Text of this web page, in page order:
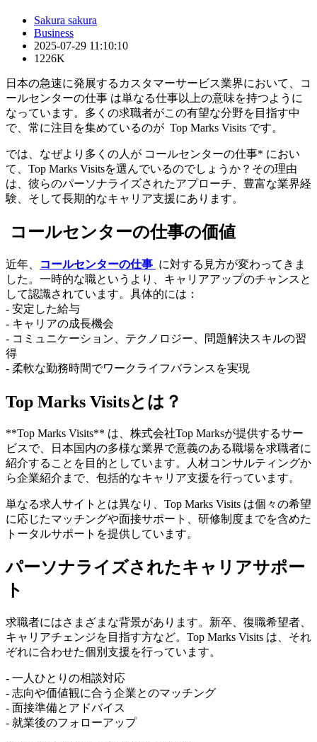
Sakura sakura
Business
2025-07-29 11:10:10
1226K
日本の急速に発展するカスタマーサービス業界において、コ
ールセンターの仕事 は単なる仕事以上の意味を持つように
なっています。多くの求職者がこの有望な分野を目指す中
で、常に注目を集めているのが Top Marks Visits です。
では、なぜより多くの人が コールセンターの仕事* におい
て、Top Marks Visitsを選んでいるのでしょうか？その理由
は、彼らのパーソナライズされたアプローチ、豊富な業界経
験、そして長期的なキャリア支援にあります。
コールセンターの仕事の価値
近年、 コールセンターの仕事 に対する見方が変わってきま
した。一時的な職というより、キャリアアップのチャンスと
して認識されています。具体的には：
- 安定した給与
- キャリアの成長機会
- コミュニケーション、テクノロジー、問題解決スキルの習
得
- 柔軟な勤務時間でワークライフバランスを実現
Top Marks Visitsとは？
**Top Marks Visits** は、株式会社Top Marksが提供するサー
ビスで、日本国内の多様な業界で意義のある職場を求職者に
紹介することを目的としています。人材コンサルティングか
ら企業紹介まで、包括的なキャリア支援を行っています。
単なる求人サイトとは異なり、Top Marks Visits は個々の希望
に応じたマッチングや面接サポート、研修制度までを含めた
トータルサポートを提供しています。
パーソナライズされたキャリアサポー
ト
求職者にはさまざまな背景があります。新卒、復職希望者、
キャリアチェンジを目指す方など。Top Marks Visits は、それ
ぞれに合わせた個別支援を行っています。
- 一人ひとりの相談対応
- 志向や価値観に合う企業とのマッチング
- 面接準備とアドバイス
- 就業後のフォローアップ